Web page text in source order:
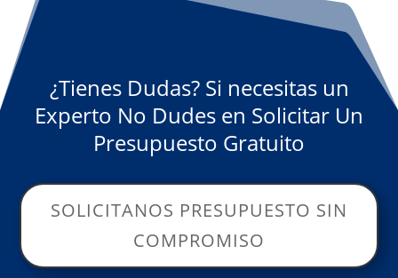
¿Tienes Dudas? Si necesitas un
Experto No Dudes en Solicitar Un
Presupuesto Gratuito
SOLICITANOS PRESUPUESTO SIN
COMPROMISO